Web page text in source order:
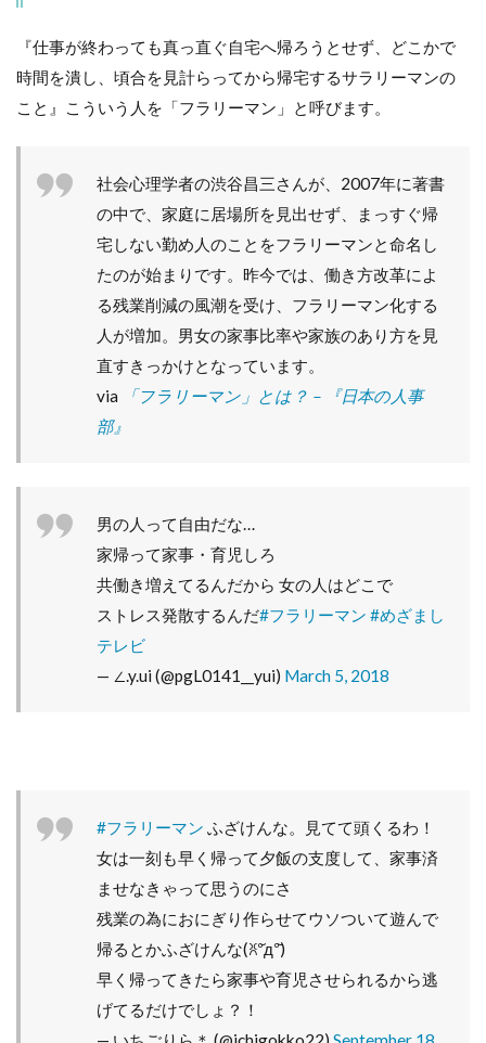
深
刻
な
夫
婦
へ
と
『仕事が終わっても真っ直ぐ自宅へ帰ろうとせず、どこかで
時間を潰し、頃合を見計らってから帰宅するサラリーマンの
こと』こういう人を「フラリーマン」と呼びます。
社会心理学者の渋谷昌三さんが、2007年に著書
の中で、家庭に居場所を見出せず、まっすぐ帰
宅しない勤め人のことをフラリーマンと命名し
たのが始まりです。昨今では、働き方改革によ
る残業削減の風潮を受け、フラリーマン化する
人が増加。男女の家事比率や家族のあり方を見
直すきっかけとなっています。
via
「フラリーマン」とは？ – 『日本の人事
部』
男の人って自由だな…
家帰って家事・育児しろ
共働き増えてるんだから 女の人はどこで
ストレス発散するんだ#フラリーマン #めざまし
テレビ
— ∠.y.ui (@pgL0141__yui) March 5, 2018
#フラリーマン ふざけんな。見てて頭くるわ！
女は一刻も早く帰って夕飯の支度して、家事済
ませなきゃって思うのにさ
残業の為におにぎり作らせてウソついて遊んで
帰るとかふざけんな(ꐦ°᷄д°᷅)
早く帰ってきたら家事や育児させられるから逃
げてるだけでしょ？！